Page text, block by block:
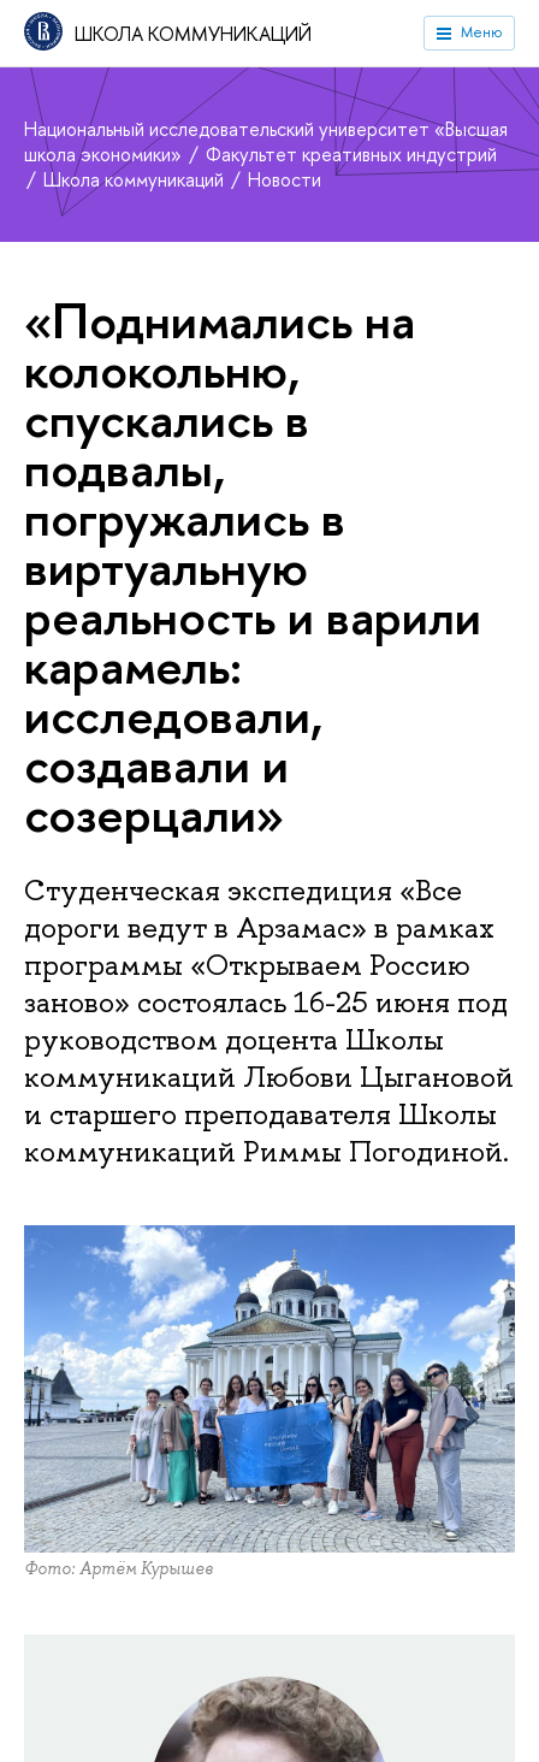
ШКОЛА КОММУНИКАЦИЙ Меню
Национальный исследовательский университет «Высшая
школа экономики»
Факультет креативных индустрий
Школа коммуникаций
Новости
«Поднимались на
колокольню,
спускались в
подвалы,
погружались в
виртуальную
реальность и варили
карамель:
исследовали,
создавали и
созерцали»
Студенческая экспедиция «Все
дороги ведут в Арзамас» в рамках
программы «Открываем Россию
заново» состоялась 16-25 июня под
руководством доцента Школы
коммуникаций Любови Цыгановой
и старшего преподавателя Школы
коммуникаций Риммы Погодиной.
Фото: Артём Курышев